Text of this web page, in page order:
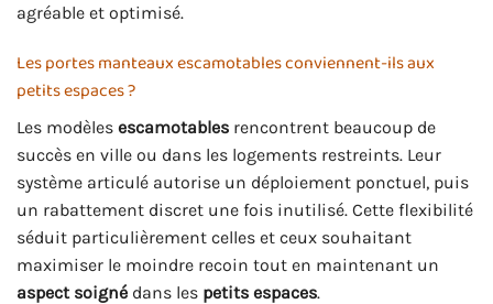
agréable et optimisé.
Les portes manteaux escamotables conviennent-ils aux
petits espaces ?
Les modèles escamotables rencontrent beaucoup de
succès en ville ou dans les logements restreints. Leur
système articulé autorise un déploiement ponctuel, puis
un rabattement discret une fois inutilisé. Cette flexibilité
séduit particulièrement celles et ceux souhaitant
maximiser le moindre recoin tout en maintenant un
aspect soigné dans les petits espaces.